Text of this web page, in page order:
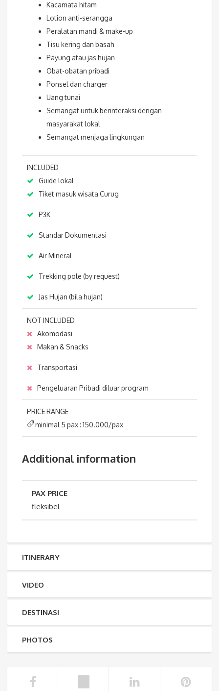
Kacamata hitam
Lotion anti-serangga
Peralatan mandi & make-up
Tisu kering dan basah
Payung atau jas hujan
Obat-obatan pribadi
Ponsel dan charger
Uang tunai
Semangat untuk berinteraksi dengan
masyarakat lokal
Semangat menjaga lingkungan
INCLUDED
Guide lokal
Tiket masuk wisata Curug
P3K
Standar Dokumentasi
Air Mineral
Trekking pole (by request)
Jas Hujan (bila hujan)
NOT INCLUDED
Akomodasi
Makan & Snacks
Transportasi
Pengeluaran Pribadi diluar program
PRICE RANGE
minimal 5 pax : 150.000/pax
Additional information
PAX PRICE
fleksibel
ITINERARY
VIDEO
DESTINASI
PHOTOS